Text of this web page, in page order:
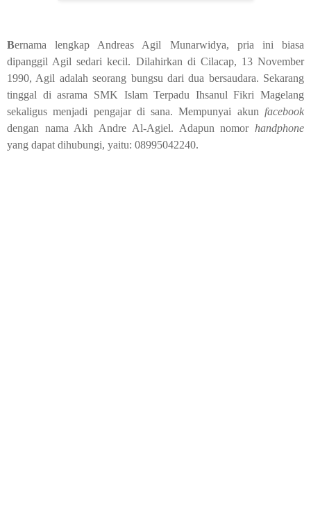
Bernama lengkap Andreas Agil Munarwidya, pria ini biasa
dipanggil Agil sedari kecil. Dilahirkan di Cilacap, 13 November
1990, Agil adalah seorang bungsu dari dua bersaudara. Sekarang
tinggal di asrama SMK Islam Terpadu Ihsanul Fikri Magelang
sekaligus menjadi pengajar di sana. Mempunyai akun facebook
dengan nama Akh Andre Al-Agiel. Adapun nomor handphone
yang dapat dihubungi, yaitu: 08995042240.